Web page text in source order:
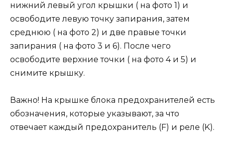
нижний левый угол крышки ( на фото 1) и
освободите левую точку запирания, затем
среднюю ( на фото 2) и две правые точки
запирания ( на фото 3 и 6). После чего
освободите верхние точки ( на фото 4 и 5) и
снимите крышку.
Важно! На крышке блока предохранителей есть
обозначения, которые указывают, за что
отвечает каждый предохранитель (F) и реле (K).